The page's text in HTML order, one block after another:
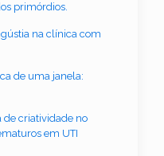
primórdios.
na clínica com
de uma janela:
de criatividade no
em UTI